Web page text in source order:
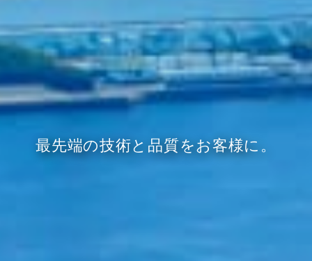
最先端の技術と品質をお客様に。